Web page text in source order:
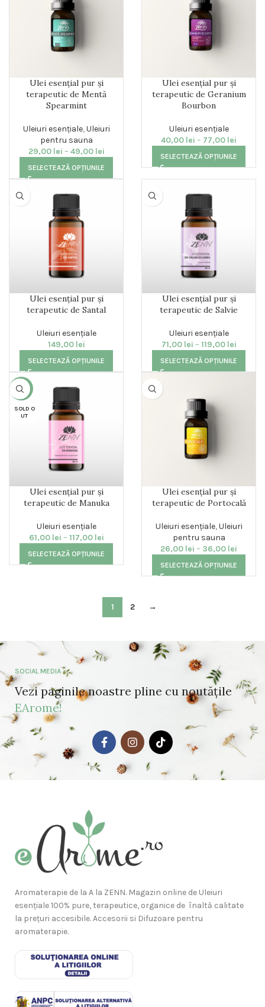
Ulei esențial pur și
terapeutic de Mentă
Spearmint
Uleiuri esențiale,Uleiuri
pentru sauna
29,00 lei – 49,00 lei
SELECTEAZĂ OPȚIUNILE
Ulei esențial pur și
terapeutic de Geranium
Bourbon
Uleiuri esențiale
40,00 lei – 77,00 lei
SELECTEAZĂ OPȚIUNILE
Ulei esențial pur și
terapeutic de Santal
Uleiuri esențiale
149,00 lei
SELECTEAZĂ OPȚIUNILE
Ulei esențial pur și
terapeutic de Salvie
Uleiuri esențiale
71,00 lei – 119,00 lei
SELECTEAZĂ OPȚIUNILE
-14%
SOLD O
UT
Ulei esențial pur și
terapeutic de Manuka
Uleiuri esențiale
61,00 lei – 117,00 lei
SELECTEAZĂ OPȚIUNILE
Ulei esențial pur și
terapeutic de Portocală
Uleiuri esențiale,Uleiuri
pentru sauna
26,00 lei – 36,00 lei
SELECTEAZĂ OPȚIUNILE
1 2 →
SOCIAL MEDIA
Vezi paginile noastre pline cu noutățile
EArome!
Aromaterapie de la A la ZENN. Magazin online de Uleiuri
esențiale 100% pure, terapeutice, organice de înaltă calitate
la prețuri accesibile. Accesorii si Difuzoare pentru
aromaterapie.